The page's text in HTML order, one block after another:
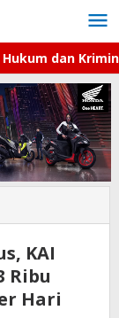
Hukum dan
KAI
Ribu
Hari